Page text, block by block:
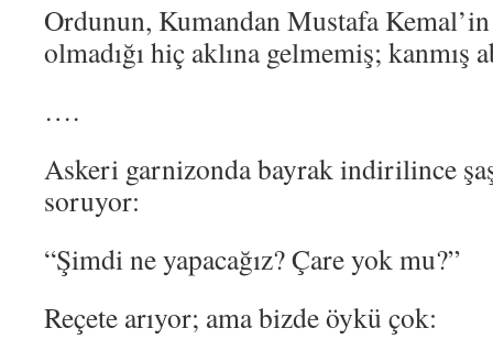
Ordunun, Kumandan Mustafa
olmadığı hiç aklına gelmemiş; kanmış
….
Askeri garnizonda bayrak indirilince
soruyor:
“Şimdi ne yapacağız? Çare yok mu?”
Reçete arıyor; ama bizde öykü çok: